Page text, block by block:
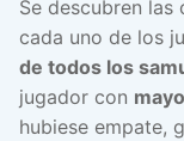
Se descubren las
cada uno de los
de todos los
jugador con
hubiese empate,